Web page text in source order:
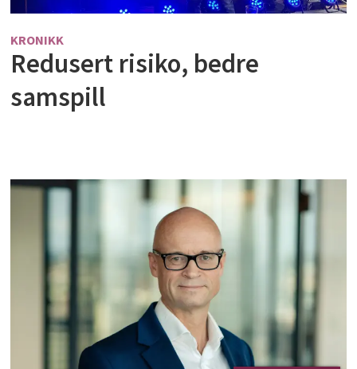
KRONIKK
Redusert risiko, bedre
samspill